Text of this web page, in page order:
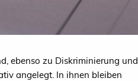
ebenso zu Diskriminierung und
angelegt. In ihnen bleiben